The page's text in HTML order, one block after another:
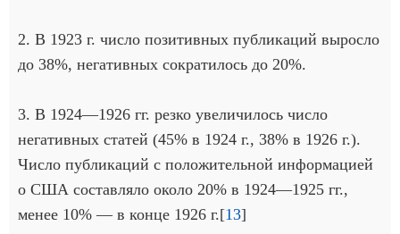
2. В 1923 г. число позитивных публикаций выросло
до 38%, негативных сократилось до 20%.
3. В 1924—1926 гг. резко увеличилось число
негативных статей (45% в 1924 г., 38% в 1926 г.).
Число публикаций с положительной информацией
о США составляло около 20% в 1924—1925 гг.,
менее 10% — в конце 1926 г.[13]